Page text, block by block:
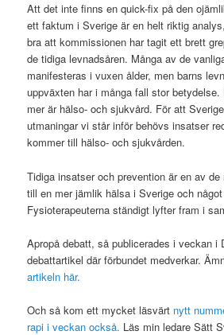
Att det inte finns en quick-fix på den
ett faktum i Sverige är en helt riktig
bra att kommissionen har tagit ett brett
de tidiga levnadsåren. Många av de
manifesteras i vuxen ålder, men barns
uppväxten har i många fall stor
mer är hälso- och sjukvård. För att
utmaningar vi står inför behövs insatser
kommer till hälso- och sjukvården.
Tidiga insatser och prevention är en av
till en mer jämlik hälsa i Sverige och
Fysioterapeuterna ständigt lyfter fram i
Apropå debatt, så publicerades i veckan i
debattartikel där förbundet medverkar.
artikeln här.
Och så kom ett mycket läsvärt nytt
rapi i veckan också. Läs min ledare Sätt